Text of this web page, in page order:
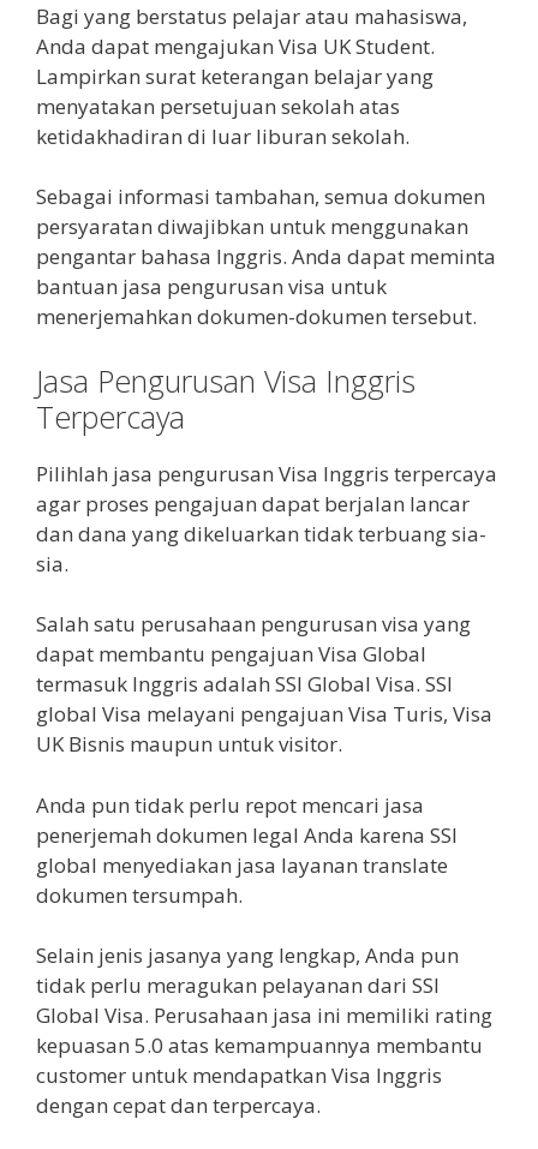
Bagi yang berstatus pelajar atau mahasiswa,
Anda dapat mengajukan Visa UK Student.
Lampirkan surat keterangan belajar yang
menyatakan persetujuan sekolah atas
ketidakhadiran di luar liburan sekolah.
Sebagai informasi tambahan, semua dokumen
persyaratan diwajibkan untuk menggunakan
pengantar bahasa Inggris. Anda dapat meminta
bantuan jasa pengurusan visa untuk
menerjemahkan dokumen-dokumen tersebut.
Jasa Pengurusan Visa Inggris
Terpercaya
Pilihlah jasa pengurusan Visa Inggris terpercaya
agar proses pengajuan dapat berjalan lancar
dan dana yang dikeluarkan tidak terbuang sia-
sia.
Salah satu perusahaan pengurusan visa yang
dapat membantu pengajuan Visa Global
termasuk Inggris adalah SSI Global Visa. SSI
global Visa melayani pengajuan Visa Turis, Visa
UK Bisnis maupun untuk visitor.
Anda pun tidak perlu repot mencari jasa
penerjemah dokumen legal Anda karena SSI
global menyediakan jasa layanan translate
dokumen tersumpah.
Selain jenis jasanya yang lengkap, Anda pun
tidak perlu meragukan pelayanan dari SSI
Global Visa. Perusahaan jasa ini memiliki rating
kepuasan 5.0 atas kemampuannya membantu
customer untuk mendapatkan Visa Inggris
dengan cepat dan terpercaya.